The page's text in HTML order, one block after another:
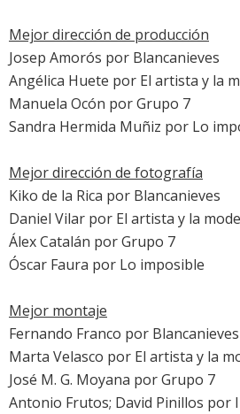
Mejor dirección de producción
Josep Amorós por Blancanieves
Angélica Huete por El artista y la
Manuela Ocón porGrupo 7
Sandra Hermida Muñiz por Lo
Mejor dirección de fotografía
Kiko de la Rica por Blancanieves
Daniel Vilar por El artista y la
Álex Catalán porGrupo 7
Óscar Faura por Lo imposible
Mejor montaje
Fernando Franco por Blancanieves
Marta Velasco por El artista y la
José M. G. Moyana porGrupo 7
Antonio Frutos; David Pinillos por